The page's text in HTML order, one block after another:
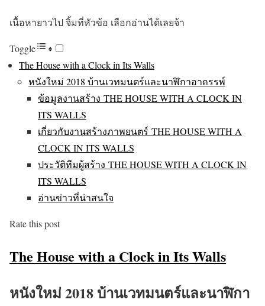
เนื้อหายาวไป จิ้มที่หัวข้อ เลือกอ่านได้เลยจ้า
Toggle
The House with a Clock in Its Walls
หนังใหม่ 2018 บ้านเวทมนตร์และนาฬิกาอาถรรพ์
ข้อมูลงานสร้าง THE HOUSE WITH A CLOCK IN
ITS WALLS
เกี่ยวกับงานสร้างภาพยนตร์ THE HOUSE WITH A
CLOCK IN ITS WALLS
ประวัติทีมผู้สร้าง THE HOUSE WITH A CLOCK IN
ITS WALLS
อ่านข่าวที่น่าสนใจ
Rate this post
The House with a Clock in Its Walls
หนังใหม่ 2018 บ้านเวทมนตร์และนาฬิกา